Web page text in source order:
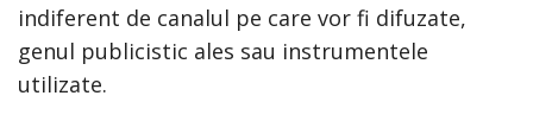
indiferent de canalul pe care vor fi difuzate,
genul publicistic ales sau instrumentele
utilizate.